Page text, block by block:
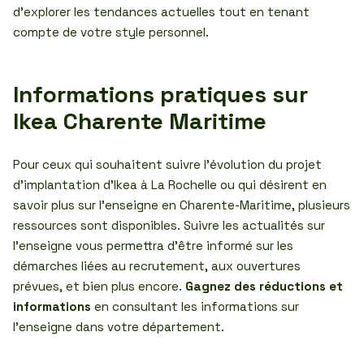
d’explorer les tendances actuelles tout en tenant
compte de votre style personnel.
Informations pratiques sur
Ikea Charente Maritime
Pour ceux qui souhaitent suivre l’évolution du projet
d’implantation d’Ikea à La Rochelle ou qui désirent en
savoir plus sur l’enseigne en Charente-Maritime, plusieurs
ressources sont disponibles. Suivre les actualités sur
l’enseigne vous permettra d’être informé sur les
démarches liées au recrutement, aux ouvertures
prévues, et bien plus encore. Gagnez des réductions et
informations en consultant les informations sur
l’enseigne dans votre département.